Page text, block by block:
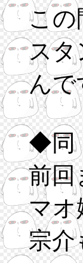
この
スタ
んで
◆同
前回
マオ
宗介